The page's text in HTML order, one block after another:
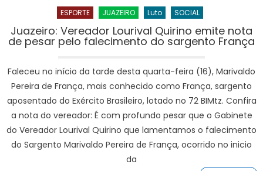
ESPORTE JUAZEIRO Luto SOCIAL
Juazeiro: Vereador Lourival Quirino emite nota
de pesar pelo falecimento do sargento França
Faleceu no início da tarde desta quarta-feira (16), Marivaldo
Pereira de França, mais conhecido como França, sargento
aposentado do Exército Brasileiro, lotado no 72 BIMtz. Confira
a nota do vereador: É com profundo pesar que o Gabinete
do Vereador Lourival Quirino que lamentamos o falecimento
do Sargento Marivaldo Pereira de França, ocorrido no inicio
da